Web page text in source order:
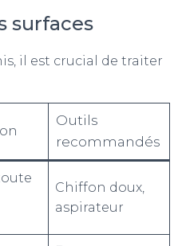
surfaces
il est crucial de traiter
Outils
recommandés
Chiffon doux,
aspirateur